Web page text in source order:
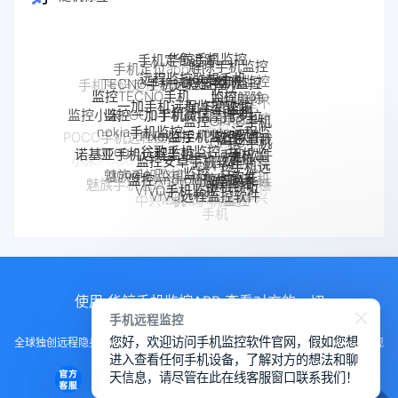
解除手机监控
监听
手机被监控
如何解除
手机是不
是被监控
了
手机被别人
监控了怎么
解除
如何解除
手机被监
控
手机反
监控
苹果手机怎么监控另
一台手机
监控iPhone微信聊天
iPhone监控软件
iPhone苹果手机监控
小米POCO远程控制
POCO手机远程监控
监控小米POCO手机
监控TECNO手机
TECNO手机远程监控
远程监控联想手机
联想手机监控
监控moto
手机
摩托罗拉
moto远程监
控
监控真我
手机软件
真我手机远程
监控别人手机
realme手机
监控
怎么远程监控中兴
手机
中兴myos手机监控
魅族手机怎么远程监控另一台手
机
魅族手机监控
诺基亚手机远程监控
nokia手机监控
监控一加手机微信
一加手机远程监控软件
一加手机监控
监控OPPO手机
软件
OPPO手机
定位
OPPO手机远
程监控
手机窃听
VIVO远程监控软件
VIVO手机监控
google Pixel监控
google谷歌手机监控
Pixel监控APP
Pixel手机监控软件
google手机监
控
Android软件
监控Android微信聊天
监控安卓手机软件
使用 华鲸手机监控APP 查看对方的一切
全球独创远程隐身运行监控手机，不用经过对方同意安装，100%不让对方发现
知道
手机远程监控
您好，欢迎访问手机监控软件官网，假如您想
进入查看任何手机设备，了解对方的想法和聊
天信息，请尽管在此在线客服窗口联系我们！